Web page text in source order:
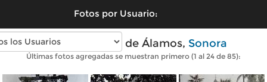
Fotos por Usuario:
Fotos antiguas de Álamos, Sonora
Últimas fotos agregadas se muestran primero (1 al 24 de 85):